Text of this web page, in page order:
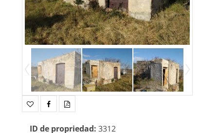
ID de propriedad: 3312